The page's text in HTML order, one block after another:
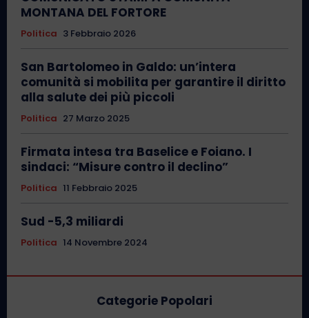
MONTANA DEL FORTORE
Politica 3 Febbraio 2026
San Bartolomeo in Galdo: un’intera
comunità si mobilita per garantire il diritto
alla salute dei più piccoli
Politica 27 Marzo 2025
Firmata intesa tra Baselice e Foiano. I
sindaci: “Misure contro il declino”
Politica 11 Febbraio 2025
Sud -5,3 miliardi
Politica 14 Novembre 2024
Categorie Popolari